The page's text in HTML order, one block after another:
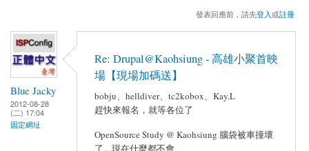
發表回應前，請先登入或註冊
Blue Jacky
2012-08-28
(二) 17:04
固定網址
Re: Drupal@Kaohsiung - 高雄小聚首映
場【現場加碼送】
bobju、helldiver、tc2kobox、Kay.L
趕快來報名，就等各位了
OpenSource Study @ Kaohsiung 腦袋被車撞壞
了....現在什麼都不會